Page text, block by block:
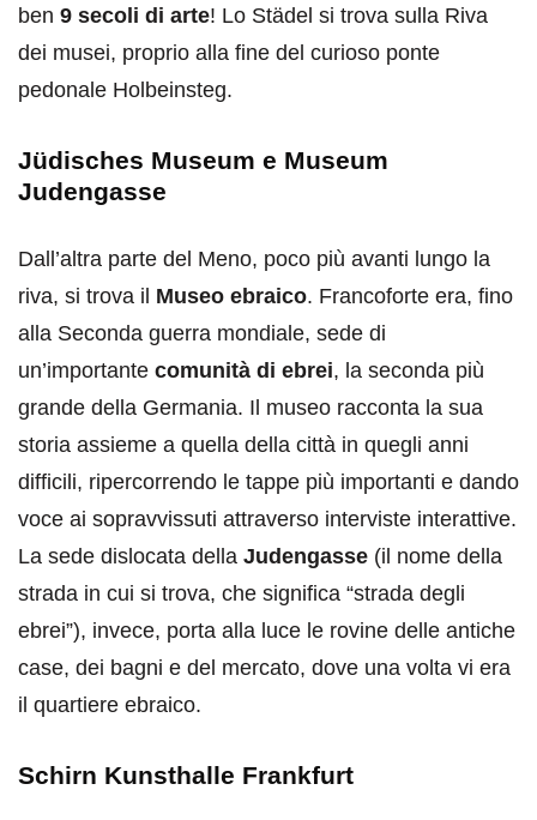
ben 9 secoli di arte! Lo Städel si trova sulla Riva
dei musei, proprio alla fine del curioso ponte
pedonale Holbeinsteg.
Jüdisches Museum e Museum
Judengasse
Dall’altra parte del Meno, poco più avanti lungo la
riva, si trova il Museo ebraico. Francoforte era, fino
alla Seconda guerra mondiale, sede di
un’importante comunità di ebrei, la seconda più
grande della Germania. Il museo racconta la sua
storia assieme a quella della città in quegli anni
difficili, ripercorrendo le tappe più importanti e dando
voce ai sopravvissuti attraverso interviste interattive.
La sede dislocata della Judengasse (il nome della
strada in cui si trova, che significa “strada degli
ebrei”), invece, porta alla luce le rovine delle antiche
case, dei bagni e del mercato, dove una volta vi era
il quartiere ebraico.
Schirn Kunsthalle Frankfurt